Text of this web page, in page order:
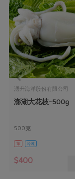
湧升海洋股份有限公司
澎湖大花枝-500g
500克
葷 冷凍
$400